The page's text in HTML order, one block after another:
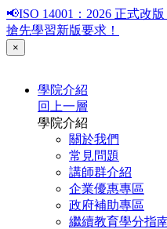
📢ISO 14001：2026 正式改
搶先學習新版要求！
×
學院介紹
回上一層
學院介紹
關於我們
常見問題
講師群介紹
企業優惠專區
政府補助專區
繼續教育學分指